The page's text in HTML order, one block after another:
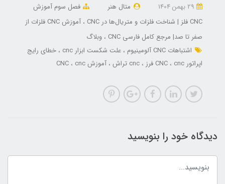
متال هنر
فصل سوم آموزش
CNC فلز | شناخت فلزات و متریال‌ها در CNC
آموزش CNC فلزات از
صفر تا صد| مرجع کامل فارسی CNC
وبلاگ
اشتباهات CNC آلومینیوم
علت شکست ابزار cnc
خطای رایج
اپراتور CNC cnc فرز cnc تراش آموزش CNCcnc
دیدگاه خود را بنویسید